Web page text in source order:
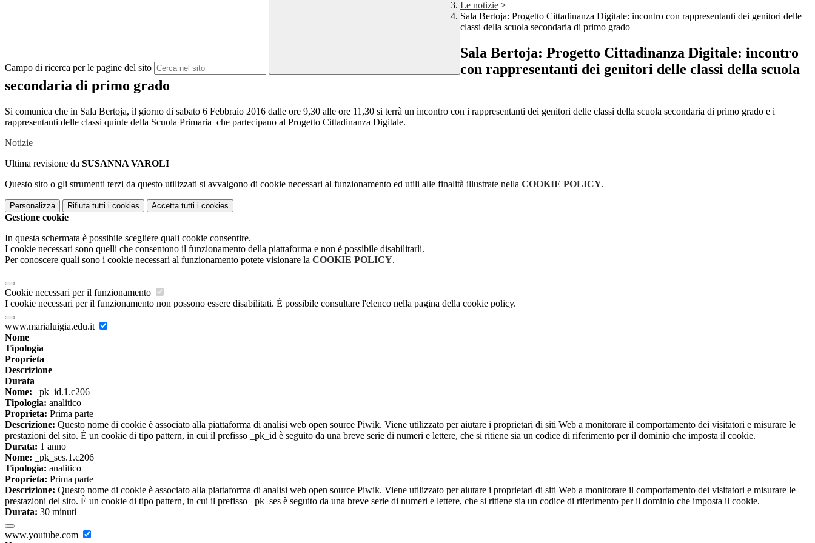
Campo di ricerca per le pagine del sito
Le notizie >
Sala Bertoja: Progetto Cittadinanza Digitale: incontro con rappresentanti dei genitori delle
classi della scuola secondaria di primo grado
Sala Bertoja: Progetto Cittadinanza Digitale: incontro
con rappresentanti dei genitori delle classi della scuola
secondaria di primo grado
Si comunica che in Sala Bertoja, il giorno di sabato 6 Febbraio 2016 dalle ore 9,30 alle ore 11,30 si terrà un incontro con i rappresentanti dei genitori delle classi della scuola secondaria di primo grado e i
rappresentanti delle classi quinte della Scuola Primaria che partecipano al Progetto Cittadinanza Digitale.
Notizie
Ultima revisione da SUSANNA VAROLI
Questo sito o gli strumenti terzi da questo utilizzati si avvalgono di cookie necessari al funzionamento ed utili alle finalità illustrate nella COOKIE POLICY.
Personalizza Rifiuta tutti i cookies Accetta tutti i cookies
Gestione cookie
In questa schermata è possibile scegliere quali cookie consentire.
I cookie necessari sono quelli che consentono il funzionamento della piattaforma e non è possibile disabilitarli.
Per conoscere quali sono i cookie necessari al funzionamento potete visionare la COOKIE POLICY.
Cookie necessari per il funzionamento
I cookie necessari per il funzionamento non possono essere disabilitati. È possibile consultare l'elenco nella pagina della cookie policy.
www.marialuigia.edu.it
Nome
Tipologia
Proprieta
Descrizione
Durata
Nome: _pk_id.1.c206
Tipologia: analitico
Proprieta: Prima parte
Descrizione: Questo nome di cookie è associato alla piattaforma di analisi web open source Piwik. Viene utilizzato per aiutare i proprietari di siti Web a monitorare il comportamento dei visitatori e misurare le
prestazioni del sito. È un cookie di tipo pattern, in cui il prefisso _pk_id è seguito da una breve serie di numeri e lettere, che si ritiene sia un codice di riferimento per il dominio che imposta il cookie.
Durata: 1 anno
Nome: _pk_ses.1.c206
Tipologia: analitico
Proprieta: Prima parte
Descrizione: Questo nome di cookie è associato alla piattaforma di analisi web open source Piwik. Viene utilizzato per aiutare i proprietari di siti Web a monitorare il comportamento dei visitatori e misurare le
prestazioni del sito. È un cookie di tipo pattern, in cui il prefisso _pk_ses è seguito da una breve serie di numeri e lettere, che si ritiene sia un codice di riferimento per il dominio che imposta il cookie.
Durata: 30 minuti
www.youtube.com